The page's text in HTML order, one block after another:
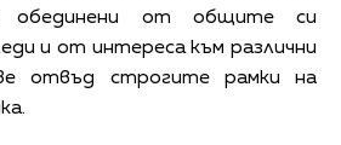
обединени от общите си
и от интереса към различни
отвъд строгите рамки на